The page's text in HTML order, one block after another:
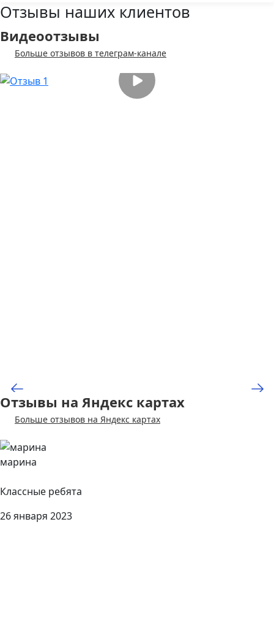
Отзывы наших клиентов
Видеоотзывы
Больше отзывов в телеграм-канале
Отзывы на Яндекс картах
Больше отзывов на Яндекс картах
марина
Классные ребята
26 января 2023